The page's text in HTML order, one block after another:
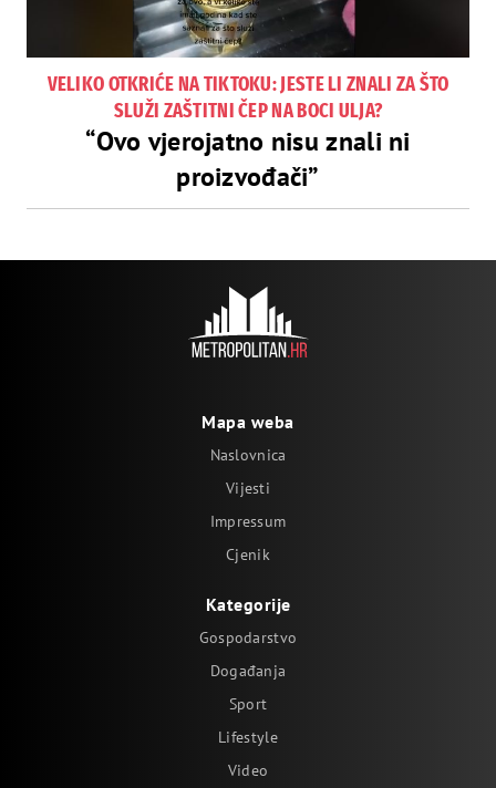
VELIKO OTKRIĆE NA TIKTOKU: JESTE LI ZNALI ZA ŠTO
SLUŽI ZAŠTITNI ČEP NA BOCI ULJA?
“Ovo vjerojatno nisu znali ni
proizvođači”
Mapa weba
Naslovnica
Vijesti
Impressum
Cjenik
Kategorije
Gospodarstvo
Događanja
Sport
Lifestyle
Video